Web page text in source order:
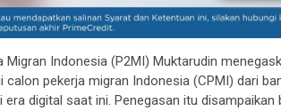
Migran Indonesia (P2MI) Muktarudin
pekerja migran Indonesia (CPMI) dari
digital saat ini. Penegasan itu disampaikan